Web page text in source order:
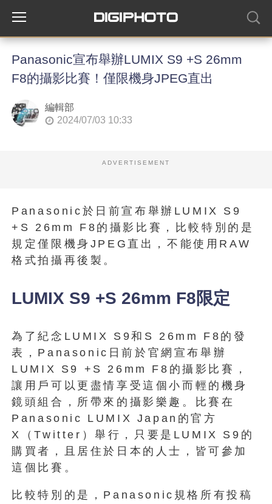
Panasonic宣布舉辦LUMIX S9 +S 26mm
F8的攝影比賽！僅限機身JPEG直出
編輯部
2024/07/03 10:33
ADVERTISEMENT
Panasonic於日前宣布舉辦LUMIX S9
+S 26mm F8的攝影比賽，比較特別的是
規定僅限機身JPEG直出，不能使用RAW
格式拍攝再後製。
LUMIX S9 +S 26mm F8限定
為了紀念LUMIX S9和S 26mm F8的發
表，Panasonic日前於官網宣布舉辦
LUMIX S9 +S 26mm F8的攝影比賽，
讓用戶可以更盡情享受這個小而輕的機身
鏡頭組合，所帶來的攝影樂趣。比賽在
Panasonic LUMIX Japan的官方
X（Twitter）舉行，只要是LUMIX S9的
購買者，且居住於日本的人士，皆可參加
這個比賽。
比較特別的是，Panasonic規格所有投稿